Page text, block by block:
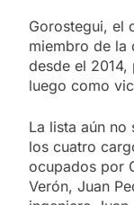
Gorostegui, el
miembro de la
desde el
luego como
La lista aún
los cuatro
ocupados por
Verón, Juan